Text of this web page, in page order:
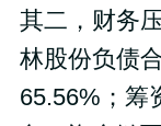
其二，财务
林股份负债
65.56%；筹